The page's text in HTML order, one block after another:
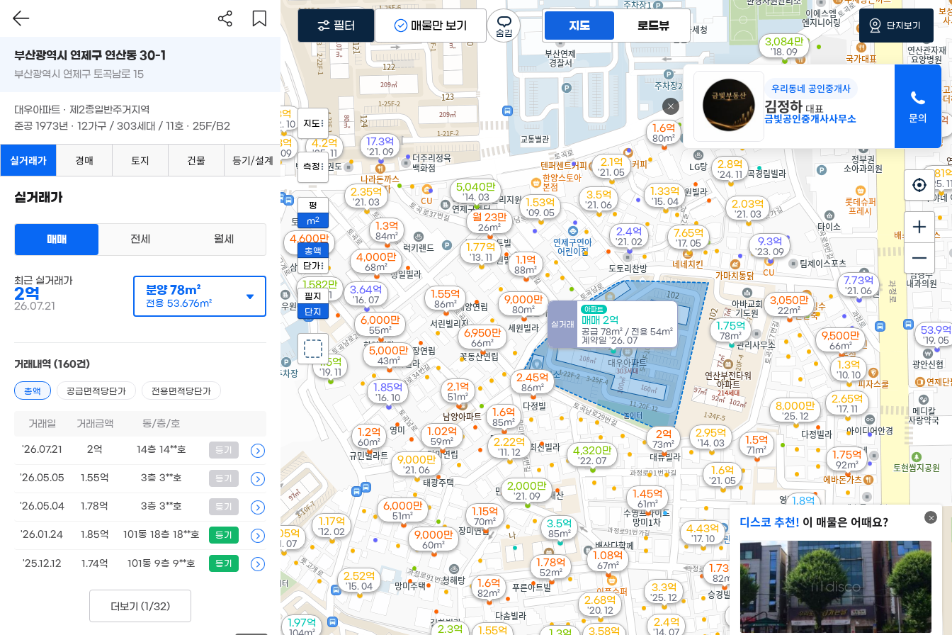
실거래
아파트
매매 2억
공급 78m² / 전용 54m²
계약일 '26. 07
1.02억
59m²
1.97억
104m²
6,000만
55m²
2억
73m²
'26. 03
1.8억
8,000만
'25. 12
3.3억
'25. 12
1.75억
78m²
1.1억
88m²
4.2억
'25. 11
1.81
'25.
9,500만
66m²
98.49억
1.15억
70m²
2.8억
'24. 11
9,000만
80m²
1.5억
71m²
9.3억
'23. 09
2.3억
'23. 07
1.2억
73m²
'23. 05
3,050만
22m²
1.2억
60m²
1.6억
80m²
월 23만
26m²
1.3억
84m²
3.96억
'22. 07
4,320만
'22. 07
1.6억
85m²
1.75억
92m²
5,000만
43m²
1.45억
61m²
9,000만
60m²
3.5억
85m²
2,000만
'21. 09
9.18억
'21. 09
17.3억
'21. 09
1.55억
86m²
2.1억
51m²
4.05억
'21. 07
9,000만
'21. 06
3.5억
'21. 06
7.73억
'21. 06
2.1억
'21. 05
2.45억
86m²
1.6억
'21. 05
1.6억
82m²
2.03억
'21. 03
2.35억
'21. 03
6,000만
51m²
2.4억
'21. 02
1.78억
52m²
2.68억
'20. 12
2.33억
'20. 07
1.5억
'19. 11
53.9억
'19. 05
2.3억
1,582만
'19. 01
3,084만
'18. 09
1.73억
82m²
2.65억
'17. 11
4.43억
'17. 10
7.65억
'17. 05
3.5억
'17. 04
52m²
6,950만
66m²
4,600만
34m²
1.08억
67m²
1.85억
'16. 10
3.58억
3.64억
'16. 07
2.52억
'15. 04
1.33억
'15. 04
2.4억
'14. 07
5,040만
'14. 03
2.95억
'14. 03
1.77억
'13. 11
1.55억
3억
'12. 10
1.17억
'12. 02
2.22억
'11. 12
1.3억
'10. 10
4,000만
68m²
1.53억
'09. 05
디스코 추천! 이 매물은 어때요?
우리동네 공인중개사
김정하 대표
금빛공인중개사사무소
지도 로드뷰
지도
측정
평
m2
총액
단가
필지
단지
필터 매물만 보기 단지보기
부산광역시 연제구 연산동 30-1
부산광역시 연제구 토곡남로 15
대우아파트 · 제2종일반주거지역
준공 1973년 · 12가구 / 303세대 / 11호 · 25F/B2
실거래가 경매 토지 건물 등기/설계
실거래가
매매 전세 월세
최근 실거래가
2억
26.07.21
분양78m²
전용 53.676m²
거래내역 (160건)
총액 공급면적당단가 전용면적당단가
거래일 거래금액 동/층/호
'26.07.21 2억 14층 14**호 등기
'26.05.05 1.55억 3층 3**호 등기
'26.05.04 1.78억 3층 3**호 등기
'26.01.24 1.85억 101동 18층 18**호 등기
'25.12.12 1.74억 101동 9층 9**호 등기
더보기 (1/32)